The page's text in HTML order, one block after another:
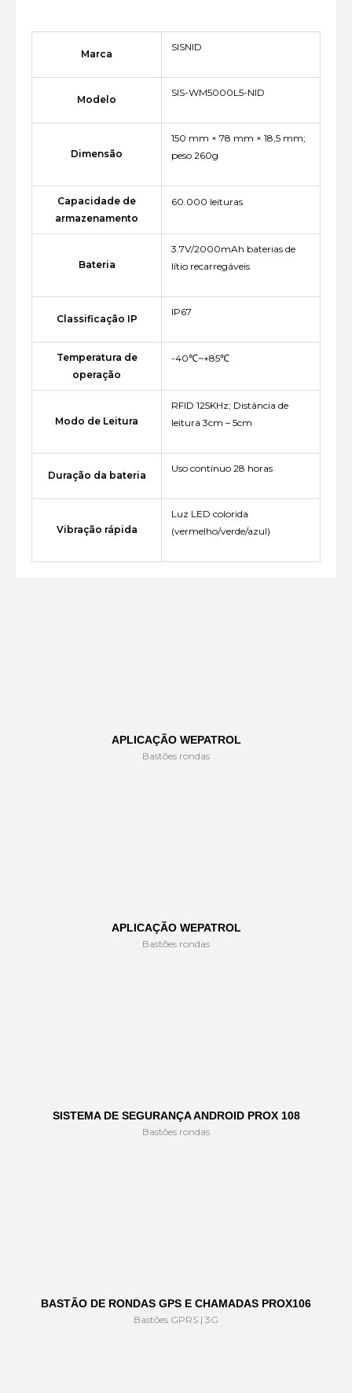
Marca
SISNID
Modelo
SIS-WM5000L5-NID
Dimensão
150 mm × 78 mm × 18,5 mm;
peso 260g
Capacidade de
armazenamento
60.000 leituras
Bateria
3.7V/2000mAh baterias de
lítio recarregáveis
Classificação IP
IP67
Temperatura de
operação
-40℃~+85℃
Modo de Leitura
RFID 125KHz; Distância de
leitura 3cm – 5cm
Duração da bateria
Uso contínuo 28 horas
Vibração rápida
Luz LED colorida
(vermelho/verde/azul)
APLICAÇÃO WEPATROL
Bastões rondas
APLICAÇÃO WEPATROL
Bastões rondas
SISTEMA DE SEGURANÇA ANDROID PROX 108
Bastões rondas
BASTÃO DE RONDAS GPS E CHAMADAS PROX106
Bastões GPRS | 3G